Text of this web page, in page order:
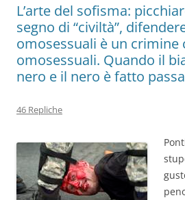
L’arte del sofisma:
segno di “civiltà”,
omosessuali è un crimine
omosessuali. Quando il
nero e il nero è fatto
46 Repliche